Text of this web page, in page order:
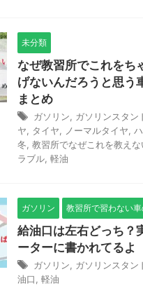
未分類
なぜ教習所でこれをち
げないんだろうと思う
まとめ
ガソリン, ガソリンスタン
ヤ, タイヤ, ノーマルタイヤ,
冬, 教習所でなぜこれを教えな
ラブル, 軽油
ガソリン 教習所で習わない
給油口は左右どっち？
ーターに書かれてるよ
ガソリン, ガソリンスタン
油口, 軽油